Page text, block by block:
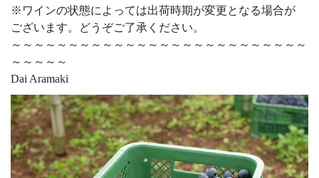
※ワインの状態によっては出荷時期が変更となる場合が
ございます。どうぞご了承ください。
～～～～～～～～～～～～～～～～～～～～～～～～～～
～～～～～
Dai Aramaki